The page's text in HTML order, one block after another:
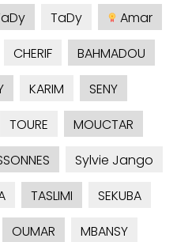
TaDy
Amar
CHERIF
BAHMADOU
KARIM
SENY
TOURE
MOUCTAR
Sylvie Jango
TASLIMI
SEKUBA
OUMAR
MBANSY